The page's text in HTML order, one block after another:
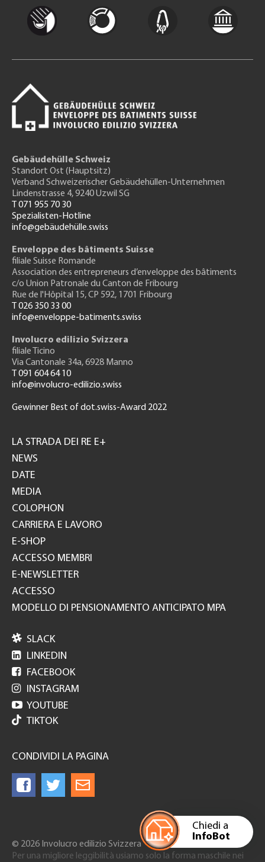
Chiedi a
InfoBot
Gebäudehülle Schweiz
Standort Ost (Hauptsitz)
Verband Schweizerischer Gebäudehüllen-Unternehmen
Lindenstrasse 4, 9240 Uzwil SG
T 071 955 70 30
Spezialisten-Hotline
info@gebäudehülle.swiss
Enveloppe des bâtiments Suisse
filiale Suisse Romande
Association des entrepreneurs d’enveloppe des bâtiments
c/o Union Patronale du Canton de Fribourg
Rue de l'Hôpital 15, CP 592, 1701 Fribourg
T 026 350 33 00
info@enveloppe-batiments.swiss
Involucro edilizio Svizzera
filiale Ticino
Via Cantonale 34a, 6928 Manno
T 091 604 64 10
info@involucro-edilizio.swiss
Gewinner Best of dot.swiss-Award 2022
GH
LA STRADA DEI RE E+
NEWS
DATE
MEDIA
COLOPHON
CARRIERA E LAVORO
E-SHOP
ACCESSO MEMBRI
E-NEWSLETTER
ACCESSO
MODELLO DI PENSIONAMENTO ANTICIPATO MPA
 SLACK
 LINKEDIN
 FACEBOOK
 INSTAGRAM
 YOUTUBE
TIKTOK
CONDIVIDI LA PAGINA
© 2026 Involucro edilizio Svizzera
Per una migliore leggibilità usiamo solo la forma maschile nei